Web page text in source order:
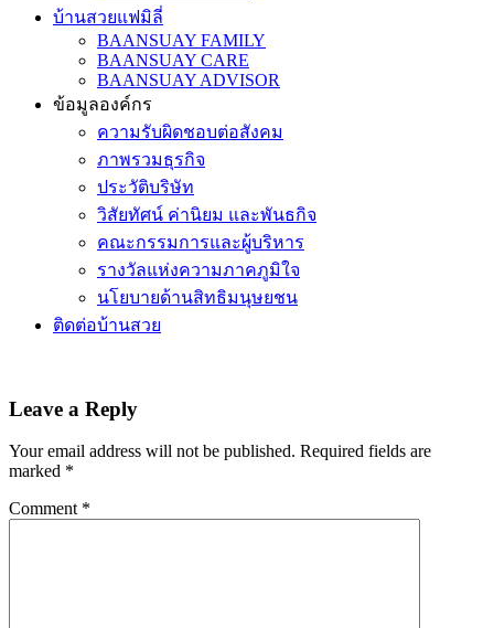
บ้านสวยแฟมิลี่
BAANSUAY FAMILY
BAANSUAY CARE
BAANSUAY ADVISOR
ข้อมูลองค์กร
ความรับผิดชอบต่อสังคม
ภาพรวมธุรกิจ
ประวัติบริษัท
วิสัยทัศน์ ค่านิยม และพันธกิจ
คณะกรรมการและผู้บริหาร
รางวัลแห่งความภาคภูมิใจ
นโยบายด้านสิทธิมนุษยชน
ติดต่อบ้านสวย
Leave a Reply
Your email address will not be published. Required fields are
marked *
Comment *